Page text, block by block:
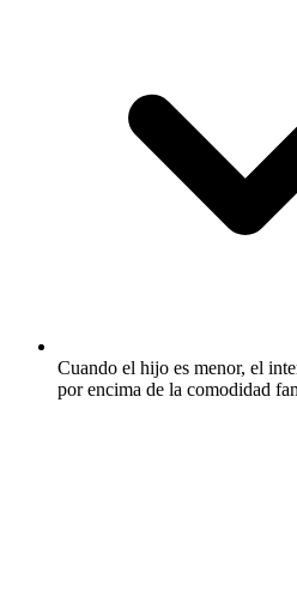
Cuando el hijo es menor, el
por encima de la comodidad